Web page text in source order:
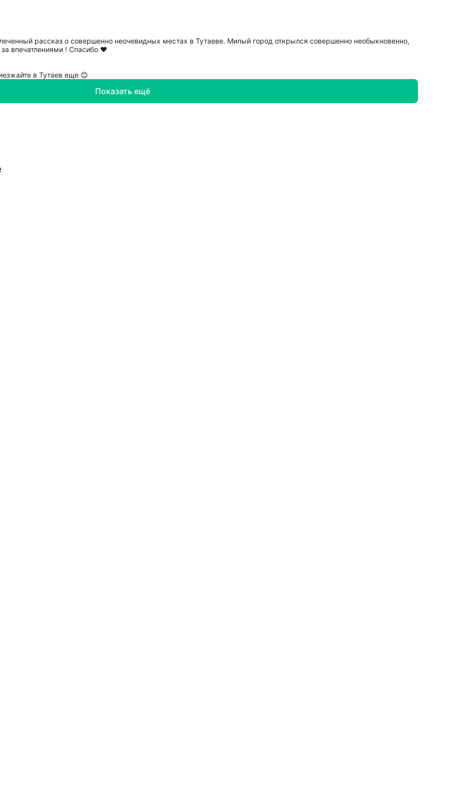
рассказ о совершенно неочевидных местах в Тутаеве. Милый город открылся совершенно необыкновенно,
впечатлениями ! Спасибо ❤️
в Тутаев еще 😊
Показать ещё